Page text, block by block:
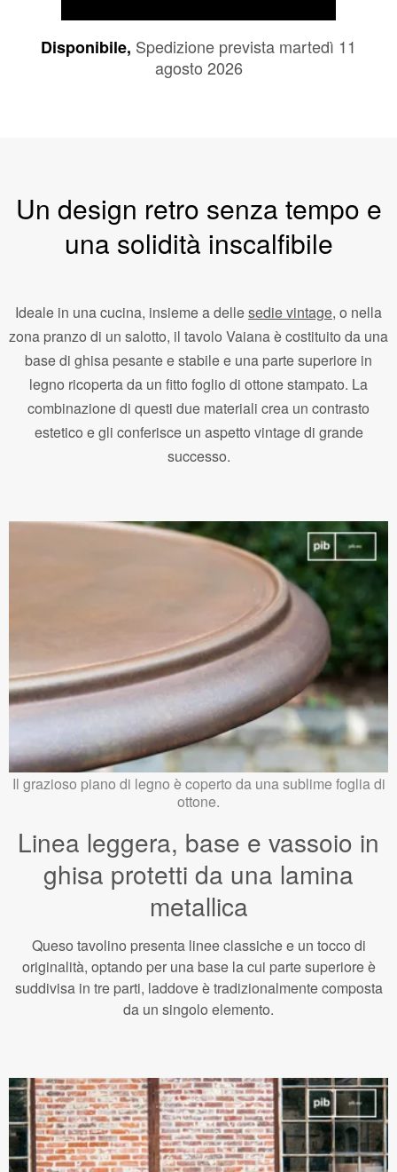
CARRELLO
Disponibile, Spedizione prevista martedì 11
agosto 2026
Un design retro senza tempo e
una solidità inscalfibile
Ideale in una cucina, insieme a dellesedie vintage, o nella
zona pranzo di un salotto, il tavolo Vaiana è costituito da una
base di ghisa pesante e stabile e una parte superiore in
legno ricoperta da un fitto foglio di ottone stampato. La
combinazione di questi due materiali crea un contrasto
estetico e gli conferisce un aspetto vintage di grande
successo.
Il grazioso piano di legno è coperto da una sublime foglia di
ottone.
Linea leggera, base e vassoio in
ghisa protetti da una lamina
metallica
Queso tavolino presenta linee classiche e un tocco di
originalità, optando per una base la cui parte superiore è
suddivisa in tre parti, laddove è tradizionalmente composta
da un singolo elemento.